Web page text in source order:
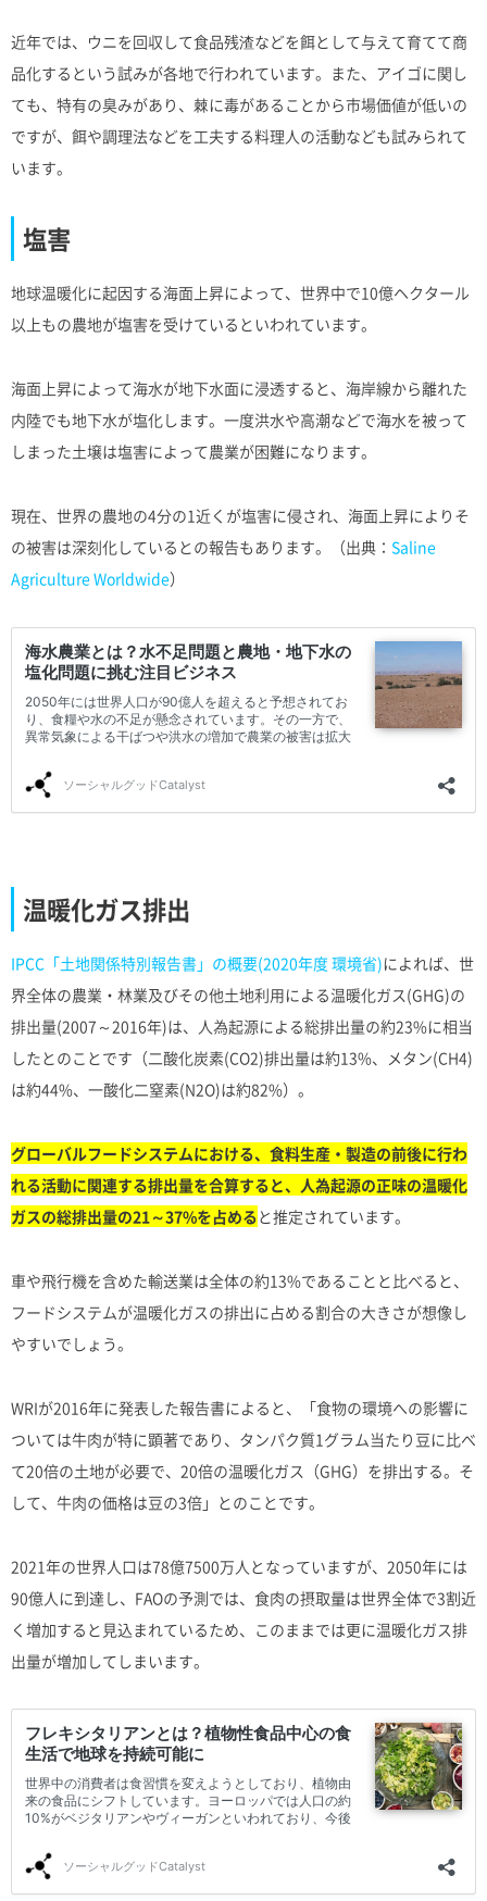
近年では、ウニを回収して食品残渣などを餌として与えて育てて商
品化するという試みが各地で行われています。また、アイゴに関し
ても、特有の臭みがあり、棘に毒があることから市場価値が低いの
ですが、餌や調理法などを工夫する料理人の活動なども試みられて
います。
塩害
地球温暖化に起因する海面上昇によって、世界中で10億ヘクタール
以上もの農地が塩害を受けているといわれています。
海面上昇によって海水が地下水面に浸透すると、海岸線から離れた
内陸でも地下水が塩化します。一度洪水や高潮などで海水を被って
しまった土壌は塩害によって農業が困難になります。
現在、世界の農地の4分の1近くが塩害に侵され、海面上昇によりそ
の被害は深刻化しているとの報告もあります。（出典： Saline
Agriculture Worldwide）
温暖化ガス排出
IPCC「土地関係特別報告書」の概要(2020年度 環境省)によれば、世
界全体の農業・林業及びその他土地利用による温暖化ガス(GHG)の
排出量(2007～2016年)は、人為起源による総排出量の約23%に相当
したとのことです（二酸化炭素(CO2)排出量は約13%、メタン(CH4)
は約44%、一酸化二窒素(N2O)は約82%）。
グローバルフードシステムにおける、食料生産・製造の前後に行わ
れる活動に関連する排出量を合算すると、人為起源の正味の温暖化
ガスの総排出量の21～37%を占めると推定されています。
車や飛行機を含めた輸送業は全体の約13%であることと比べると、
フードシステムが温暖化ガスの排出に占める割合の大きさが想像し
やすいでしょう。
WRIが2016年に発表した報告書によると、「食物の環境への影響に
ついては牛肉が特に顕著であり、タンパク質1グラム当たり豆に比べ
て20倍の土地が必要で、20倍の温暖化ガス（GHG）を排出する。そ
して、牛肉の価格は豆の3倍」とのことです。
2021年の世界人口は78億7500万人となっていますが、2050年には
90億人に到達し、FAOの予測では、食肉の摂取量は世界全体で3割近
く増加すると見込まれているため、このままでは更に温暖化ガス排
出量が増加してしまいます。